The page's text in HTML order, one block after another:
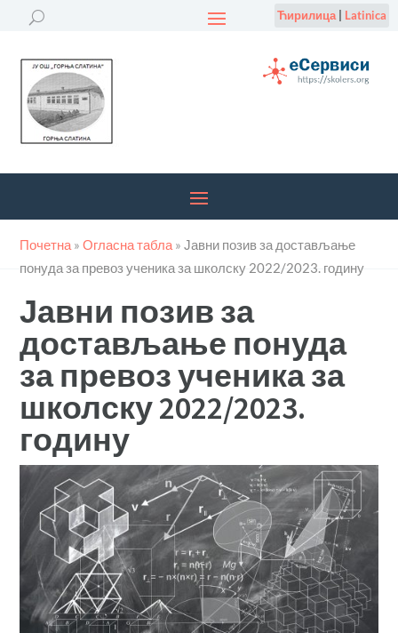
Ћирилица| Latinica
Почетна »Огласна табла »Јавни позив за достављање
понуда за превоз ученика за школску 2022/2023. годину
Јавни позив за
достављање понуда
за превоз ученика за
школску 2022/2023.
годину